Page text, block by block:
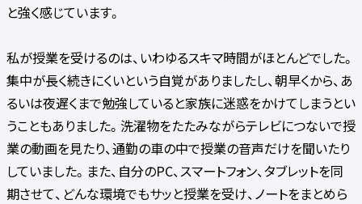
と強く感じています。
私が授業を受けるのは、いわゆるスキマ時間がほとんどでした。
集中が長く続きにくいという自覚がありましたし、朝早くから、あ
るいは夜遅くまで勉強していると家族に迷惑をかけてしまうとい
うこともありました。洗濯物をたたみながらテレビにつないで授
業の動画を見たり、通勤の車の中で授業の音声だけを聞いたり
していました。また、自分のPC、スマートフォン、タブレットを同
期させて、どんな環境でもサッと授業を受け、ノートをまとめら